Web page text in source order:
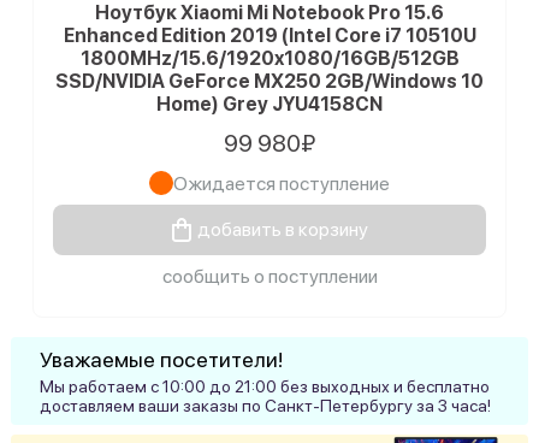
Ноутбук Xiaomi Mi Notebook Pro 15.6
Enhanced Edition 2019 (Intel Core i7 10510U
1800MHz/15.6/1920x1080/16GB/512GB
SSD/NVIDIA GeForce MX250 2GB/Windows 10
Home) Grey JYU4158CN
99 980₽
Ожидается поступление
добавить в корзину
сообщить о поступлении
Уважаемые посетители!
Мы работаем с 10:00 до 21:00 без выходных и бесплатно
доставляем ваши заказы по Санкт-Петербургу за 3 часа!